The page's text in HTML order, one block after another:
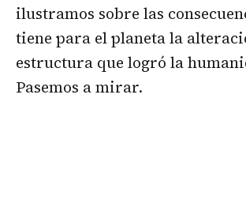
ilustramos sobre las
tiene para el planeta la
estructura que logró la
Pasemos a mirar.